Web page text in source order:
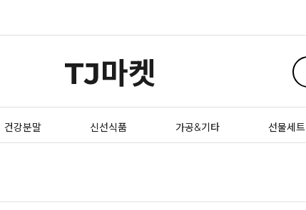
TJ마켓
건강분말 신선식품 가공&기타 선물세트